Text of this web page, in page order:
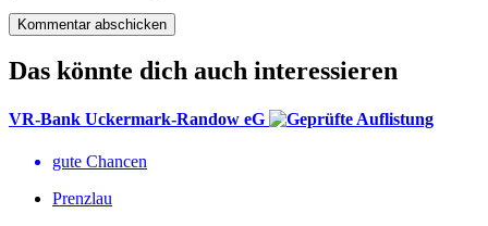
Das könnte dich auch interessieren
VR-Bank Uckermark-Randow eG
gute Chancen
Prenzlau